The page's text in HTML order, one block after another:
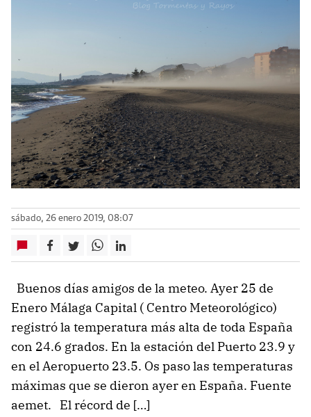
sábado, 26 enero 2019, 08:07
Buenos días amigos de la meteo. Ayer 25 de
Enero Málaga Capital ( Centro Meteorológico)
registró la temperatura más alta de toda España
con 24.6 grados. En la estación del Puerto 23.9 y
en el Aeropuerto 23.5. Os paso las temperaturas
máximas que se dieron ayer en España. Fuente
aemet. El récord de […]